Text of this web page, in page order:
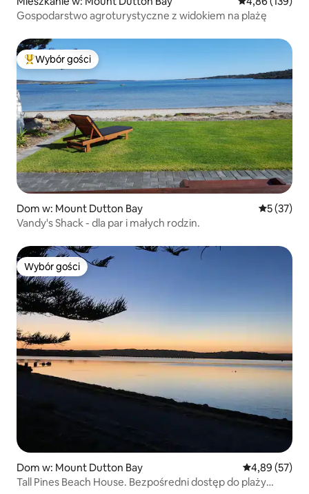
Gospodarstwo agroturystyczne z widokiem na plażę
Najpopularniejsze z kategorii Wybór gości
Wybór gości
Dom w: Mount Dutton Bay Średnia
5 (37)
Vandy's Shack - dla par i małych rodzin.
Wybór gości
Wybór gości
Dom w: Mount Dutton Bay Średnia
4,89 (57)
Tall Pines Beach House. Bezpośredni dostęp do plaży